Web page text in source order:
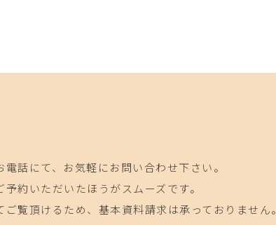
話にて、お気軽にお問い合わせ下さい。
約いただいたほうがスムーズです。
覧頂けるため、基本資料請求は承っておりません。